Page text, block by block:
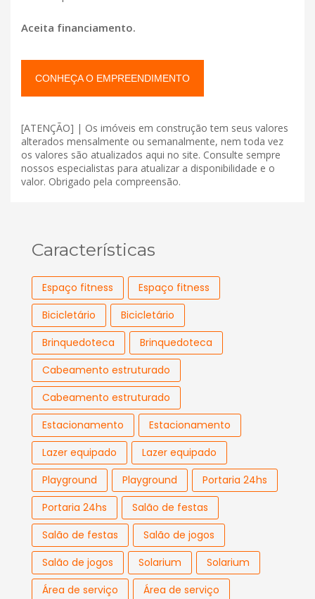
Aceita financiamento.
CONHEÇA O EMPREENDIMENTO
[ATENÇÃO] | Os imóveis em construção tem seus valores
alterados mensalmente ou semanalmente, nem toda vez
os valores são atualizados aqui no site. Consulte sempre
nossos especialistas para atualizar a disponibilidade e o
valor. Obrigado pela compreensão.
Características
Espaço fitness
Espaço fitness
Bicicletário
Bicicletário
Brinquedoteca
Brinquedoteca
Cabeamento estruturado
Cabeamento estruturado
Estacionamento
Estacionamento
Lazer equipado
Lazer equipado
Playground
Playground
Portaria 24hs
Portaria 24hs
Salão de festas
Salão de festas
Salão de jogos
Salão de jogos
Solarium
Solarium
Área de serviço
Área de serviço